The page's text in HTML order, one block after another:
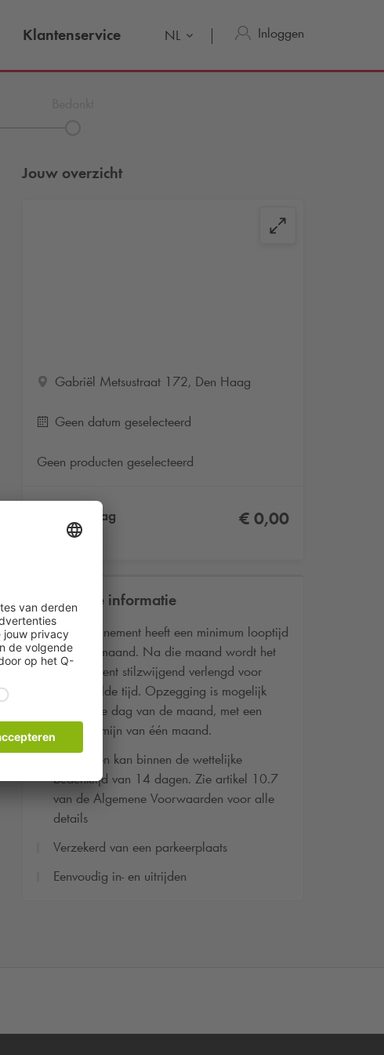
Klantenservice NL Inloggen
Jouw overzicht
Gabriël Metsustraat 172, Den Haag
Geen datum geselecteerd
Geen producten geselecteerd
Totaalbedrag
Incl. BTW
€ 0,00
Praktische informatie
Het abonnement heeft een minimum looptijd
van één maand. Na die maand wordt het
abonnement stilzwijgend verlengd voor
onbepaalde tijd. Opzegging is mogelijk
tegen elke dag van de maand, met een
opzegtermijn van één maand.
Herroepen kan binnen de wettelijke
bedenktijd van 14 dagen. Zie artikel 10.7
van de Algemene Voorwaarden voor alle
details
Verzekerd van een parkeerplaats
Eenvoudig in- en uitrijden